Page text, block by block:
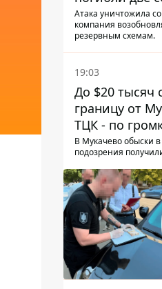
Атака уничтожила
компания
резервным схемам.
19:03
До $20 тысяч
границу от
ТЦК - по
первые
получили
В Мукачево обыски
подозрения